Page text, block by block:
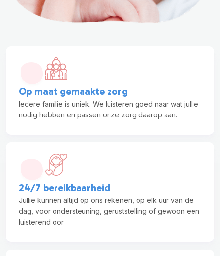
Op maat gemaakte zorg
Iedere familie is uniek. We luisteren goed naar wat jullie
nodig hebben en passen onze zorg daarop aan.
24/7 bereikbaarheid
Jullie kunnen altijd op ons rekenen, op elk uur van de
dag, voor ondersteuning, geruststelling of gewoon een
luisterend oor